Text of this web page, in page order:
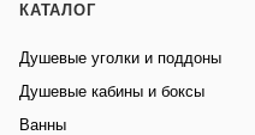
КАТАЛОГ
Душевые уголки и поддоны
Душевые кабины и боксы
Ванны